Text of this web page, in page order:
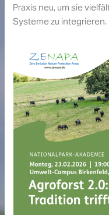
Praxis neu, um sie
Systeme zu integrieren.